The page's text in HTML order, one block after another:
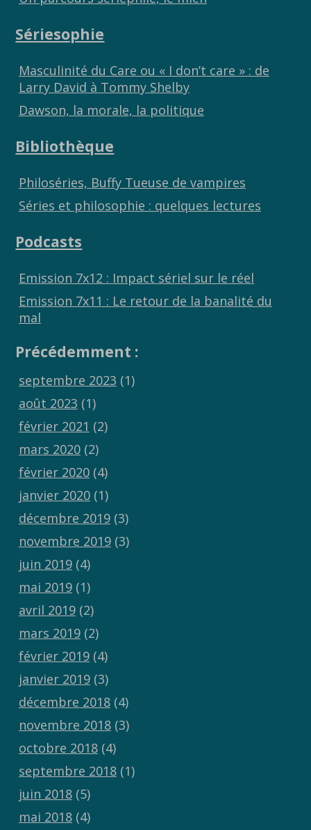
Sériesophie
Masculinité du Care ou « I don’t care » : de
Larry David à Tommy Shelby
Dawson, la morale, la politique
Bibliothèque
Philoséries, Buffy Tueuse de vampires
Séries et philosophie : quelques lectures
Podcasts
Emission 7x12 : Impact sériel sur le réel
Emission 7x11 : Le retour de la banalité du
mal
Précédemment :
septembre 2023 (1)
août 2023 (1)
février 2021 (2)
mars 2020(2)
février 2020(4)
janvier 2020(1)
décembre 2019(3)
novembre 2019(3)
juin 2019(4)
mai 2019(1)
avril 2019(2)
mars 2019(2)
février 2019(4)
janvier 2019(3)
décembre 2018(4)
novembre 2018(3)
octobre 2018(4)
septembre 2018(1)
juin 2018(5)
mai 2018(4)